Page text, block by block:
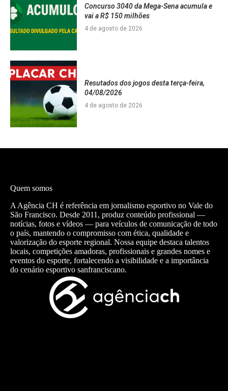
Concurso 3040 da Mega-Sena acumula e
vai a R$ 150 milhões
4 de agosto de 2026
Resutados dos jogos desta terça-feira,
04/08/2026
4 de agosto de 2026
Quem somos
A Agência CH é referência em jornalismo esportivo no Vale do
São Francisco. Desde 2011, produz conteúdo profissional —
notícias, fotos e vídeos — para veículos de comunicação de todo
o país, mantendo o compromisso com ética, qualidade e
valorização do esporte regional. Nossa equipe destaca talentos
locais, competições amadoras, profissionais e grandes nomes e
eventos do esporte, fortalecendo a visibilidade e a importância
do cenário esportivo sanfranciscano.